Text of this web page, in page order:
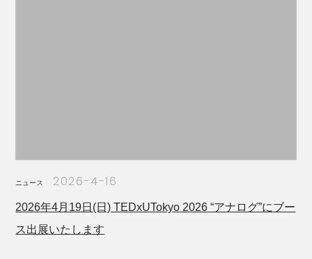
ニュース 2026-4-16
2026年4月19日(日) TEDxUTokyo 2026 “アナログ”にブー
ス出展いたします